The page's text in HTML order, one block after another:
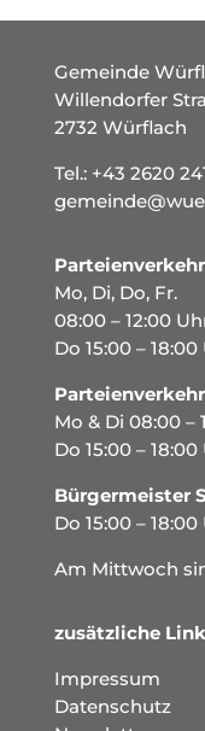
Gemeinde
Willendorfer
2732 Würflach
Tel.: +43 2620
Parteienverkehr
Mo, Di, Do, Fr.
08:00 – 12:00
Do 15:00 – 18:00
Mo & Di 08:00 –
Do 15:00 – 18:00
Bürgermeister
Do 15:00 – 18:00
Am Mittwoch
zusätzliche
Impressum
Datenschutz